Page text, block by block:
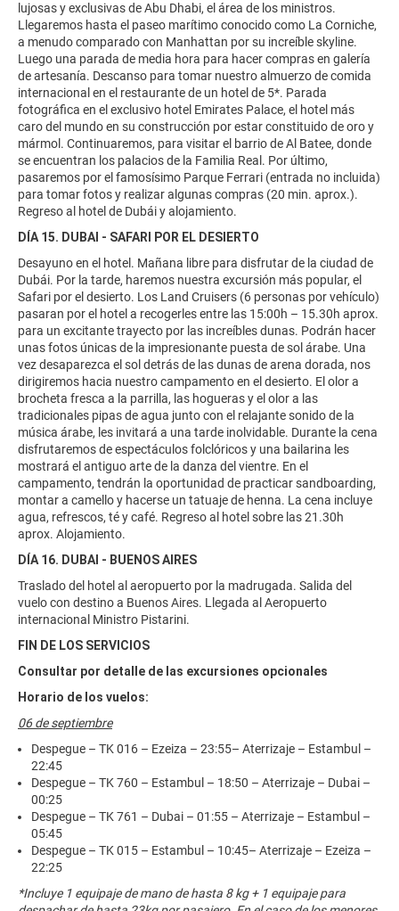
lujosas y exclusivas de Abu Dhabi, el área de los ministros.
Llegaremos hasta el paseo marítimo conocido como La Corniche,
a menudo comparado con Manhattan por su increíble skyline.
Luego una parada de media hora para hacer compras en galería
de artesanía. Descanso para tomar nuestro almuerzo de comida
internacional en el restaurante de un hotel de 5*. Parada
fotográfica en el exclusivo hotel Emirates Palace, el hotel más
caro del mundo en su construcción por estar constituido de oro y
mármol. Continuaremos, para visitar el barrio de Al Batee, donde
se encuentran los palacios de la Familia Real. Por último,
pasaremos por el famosísimo Parque Ferrari (entrada no incluida)
para tomar fotos y realizar algunas compras (20 min. aprox.).
Regreso al hotel de Dubái y alojamiento.
DÍA 15. DUBAI - SAFARI POR EL DESIERTO
Desayuno en el hotel. Mañana libre para disfrutar de la ciudad de
Dubái. Por la tarde, haremos nuestra excursión más popular, el
Safari por el desierto. Los Land Cruisers (6 personas por vehículo)
pasaran por el hotel a recogerles entre las 15:00h – 15.30h aprox.
para un excitante trayecto por las increíbles dunas. Podrán hacer
unas fotos únicas de la impresionante puesta de sol árabe. Una
vez desaparezca el sol detrás de las dunas de arena dorada, nos
dirigiremos hacia nuestro campamento en el desierto. El olor a
brocheta fresca a la parrilla, las hogueras y el olor a las
tradicionales pipas de agua junto con el relajante sonido de la
música árabe, les invitará a una tarde inolvidable. Durante la cena
disfrutaremos de espectáculos folclóricos y una bailarina les
mostrará el antiguo arte de la danza del vientre. En el
campamento, tendrán la oportunidad de practicar sandboarding,
montar a camello y hacerse un tatuaje de henna. La cena incluye
agua, refrescos, té y café. Regreso al hotel sobre las 21.30h
aprox. Alojamiento.
DÍA 16. DUBAI - BUENOS AIRES
Traslado del hotel al aeropuerto por la madrugada. Salida del
vuelo con destino a Buenos Aires. Llegada al Aeropuerto
internacional Ministro Pistarini.
FIN DE LOS SERVICIOS
Consultar por detalle de las excursiones opcionales
Horario de los vuelos:
06 de septiembre
Despegue – TK 016 – Ezeiza – 23:55– Aterrizaje – Estambul –
22:45
Despegue – TK 760 – Estambul – 18:50 – Aterrizaje – Dubai –
00:25
Despegue – TK 761 – Dubai – 01:55 – Aterrizaje – Estambul –
05:45
Despegue – TK 015 – Estambul – 10:45– Aterrizaje – Ezeiza –
22:25
*Incluye 1 equipaje de mano de hasta 8 kg + 1 equipaje para